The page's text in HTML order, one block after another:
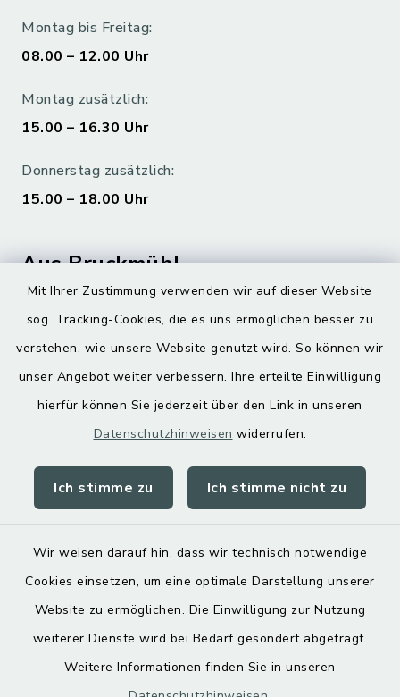
Mit Ihrer Zustimmung verwenden wir auf dieser Website
sog. Tracking-Cookies, die es uns ermöglichen besser zu
verstehen, wie unsere Website genutzt wird. So können wir
unser Angebot weiter verbessern. Ihre erteilte Einwilligung
hierfür können Sie jederzeit über den Link in unseren
Datenschutzhinweisen widerrufen.
Ich stimme zu Ich stimme nicht zu
Wir weisen darauf hin, dass wir technisch notwendige
Cookies einsetzen, um eine optimale Darstellung unserer
Website zu ermöglichen. Die Einwilligung zur Nutzung
weiterer Dienste wird bei Bedarf gesondert abgefragt.
Weitere Informationen finden Sie in unseren
Montag bis Freitag:
08.00 – 12.00 Uhr
Montag zusätzlich:
15.00 – 16.30 Uhr
Donnerstag zusätzlich:
15.00 – 18.00 Uhr
Aus Bruckmühl
Digitaler Ortsplan
Kontakt
Datenschutz
Impressum
Sitemap